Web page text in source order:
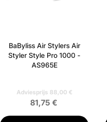
BaByliss Air Stylers Air
Styler Style Pro 1000 -
AS965E
Adviesprijs 88,00 €
81,75 €